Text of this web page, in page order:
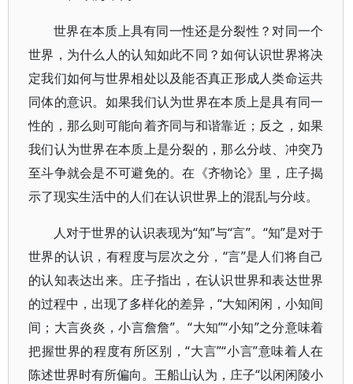
世界在本质上具有同一性还是分裂性？对同一个
世界，为什么人的认知如此不同？如何认识世界将决
定我们如何与世界相处以及能否真正形成人类命运共
同体的意识。如果我们认为世界在本质上是具有同一
性的，那么则可能向着齐同与和谐靠近；反之，如果
我们认为世界在本质上是分裂的，那么分歧、冲突乃
至斗争就会是不可避免的。在《齐物论》里，庄子揭
示了现实生活中的人们在认识世界上的混乱与分歧。
人对于世界的认识表现为“知”与“言”。“知”是对于
世界的认识，有程度与层次之分，“言”是人们将自己
的认知表达出来。庄子指出，在认识世界和表达世界
的过程中，出现了多样化的差异，“大知闲闲，小知间
间；大言炎炎，小言詹詹”。“大知”“小知”之分意味着
把握世界的程度有所区别，“大言”“小言”意味着人在
陈述世界时有所偏向。王船山认为，庄子“以闲闲陵小